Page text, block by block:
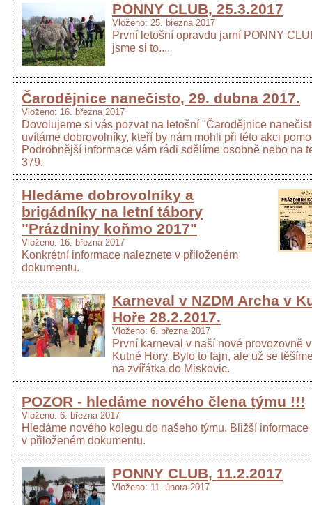
PONNY CLUB, 25.3.2017
Vloženo: 25. března 2017
První letošní opravdu jarní PONNY
jsme si to....
Čarodějnice nanečisto, 29. dubna 2017.
Vloženo: 16. března 2017
Dovolujeme si vás pozvat na letošní "Čarodějnice
uvítáme dobrovolníky, kteří by nám mohli při této akci
Podrobnější informace vám rádi sdělíme osobně nebo na
379.
Hledáme dobrovolníky a
brigádníky na letní tábory
"Prázdniny koňmo 2017"
Vloženo: 16. března 2017
Konkrétní informace naleznete v přiloženém
dokumentu.
Karneval v NZDM Archa v
Hoře 28.2.2017.
Vloženo: 6. března 2017
První karneval v naší nové provozovně
Kutné Hory. Bylo to fajn, ale už se
na zvířátka do Miskovic.
POZOR - hledáme nového člena týmu !!!
Vloženo: 6. března 2017
Hledáme nového kolegu do našeho týmu. Bližší informace
v přiloženém dokumentu.
PONNY CLUB, 11.2.2017
Vloženo: 11. února 2017